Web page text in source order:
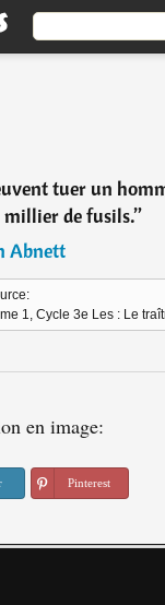
tuer un
de fusils.”
Abnett
1, Cycle 3e Les : Le
en image:
Pinterest